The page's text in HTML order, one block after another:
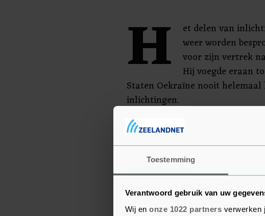
Toestemming
Verantwoord gebruik van uw
Wij en onze 1022 partners verwerken
H
et delen van
weer worden
voor zijn vertrek
Hij voegde eraan
Staten Oekraïne nooit helemaal
inlichtingen.
In Saudi-Arabië vinden deze
tussen delegaties van de VS en
Amerikaanse minister van
Rubio en de Oekraïense